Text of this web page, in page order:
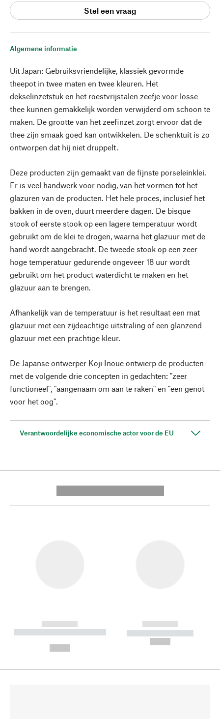
Algemene informatie
Uit Japan: Gebruiksvriendelijke, klassiek gevormde
theepot in twee maten en twee kleuren. Het
dekselinzetstuk en het roestvrijstalen zeefje voor losse
thee kunnen gemakkelijk worden verwijderd om schoon te
maken. De grootte van het zeefinzet zorgt ervoor dat de
thee zijn smaak goed kan ontwikkelen. De schenktuit is zo
ontworpen dat hij niet druppelt.
Deze producten zijn gemaakt van de fijnste porseleinklei.
Er is veel handwerk voor nodig, van het vormen tot het
glazuren van de producten. Het hele proces, inclusief het
bakken in de oven, duurt meerdere dagen. De bisque
stook of eerste stook op een lagere temperatuur wordt
gebruikt om de klei te drogen, waarna het glazuur met de
hand wordt aangebracht. De tweede stook op een zeer
hoge temperatuur gedurende ongeveer 18 uur wordt
gebruikt om het product waterdicht te maken en het
glazuur aan te brengen.
Afhankelijk van de temperatuur is het resultaat een mat
glazuur met een zijdeachtige uitstraling of een glanzend
glazuur met een prachtige kleur.
De Japanse ontwerper Koji Inoue ontwierp de producten
met de volgende drie concepten in gedachten: "zeer
functioneel", "aangenaam om aan te raken" en "een genot
voor het oog".
Verantwoordelijke economische actor voor de EU
Stel een vraag
------------
----------- ----------- --------
------------
----------- -----------